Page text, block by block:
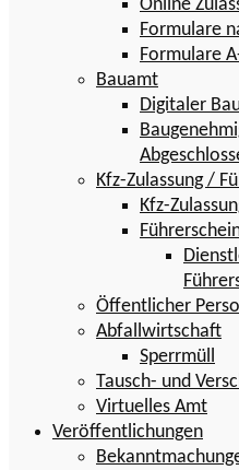
Online
Formulare
Formulare
Bauamt
Digitaler
Kfz-Zulassung /
Kfz-
Öffentlicher
Abfallwirtschaft
Sperrmüll
Tausch- und
Virtuelles Amt
Veröffentlichungen